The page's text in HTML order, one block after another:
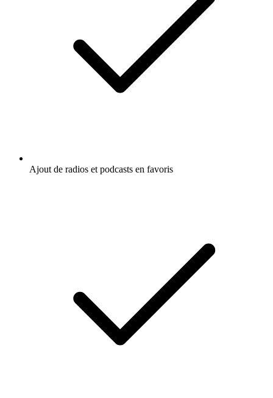
Ajout de radios et podcasts en favoris